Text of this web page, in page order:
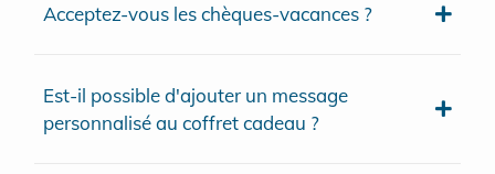
Acceptez-vous les chèques-vacances ?
Est-il possible d'ajouter un message
personnalisé au coffret cadeau ?